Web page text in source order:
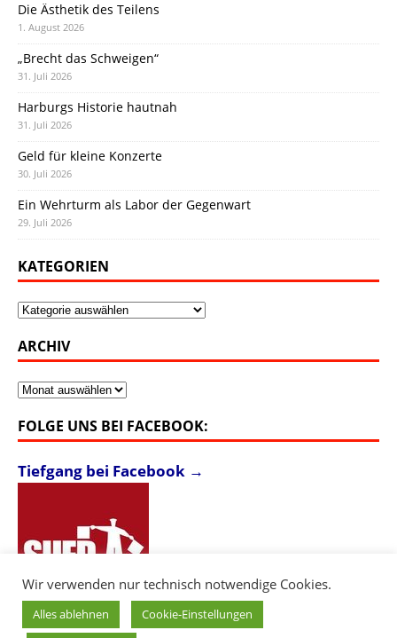
Die Ästhetik des Teilens
1. August 2026
„Brecht das Schweigen“
31. Juli 2026
Harburgs Historie hautnah
31. Juli 2026
Geld für kleine Konzerte
30. Juli 2026
Ein Wehrturm als Labor der Gegenwart
29. Juli 2026
KATEGORIEN
Kategorien
ARCHIV
Archiv
FOLGE UNS BEI FACEBOOK:
Tiefgang bei Facebook →
Wir verwenden nur technisch notwendige Cookies.
Alles ablehnen Cookie-Einstellungen